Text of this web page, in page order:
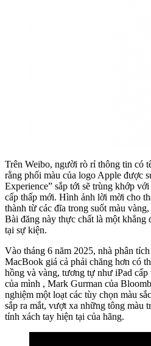
Trên Weibo, người rò rỉ thông tin có
rằng phối màu của logo Apple được
Experience” sắp tới sẽ trùng khớp
cấp thấp mới. Hình ảnh lời mời cho
thành từ các đĩa trong suốt màu
Bài đăng này thực chất là một khẳng
tại sự kiện.
Vào tháng 6 năm 2025, nhà phân
MacBook giá cả phải chăng hơn có
hồng và vàng, tương tự như iPad
của mình , Mark Gurman của
nghiệm một loạt các tùy chọn màu
sắp ra mắt, vượt xa những tông màu
tính xách tay hiện tại của hãng.